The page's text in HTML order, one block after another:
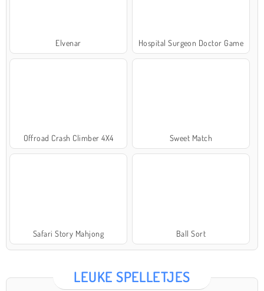
Elvenar Hospital Surgeon Doctor Game
Offroad Crash Climber 4X4 Sweet Match
Safari Story Mahjong Ball Sort
LEUKE SPELLETJES